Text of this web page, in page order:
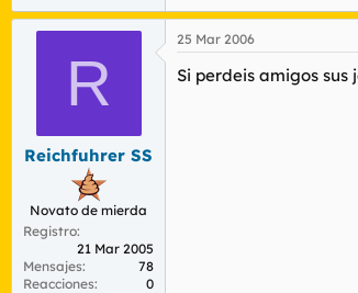
R
Reichfuhrer SS
Novato de mierda
Registro
21 Mar 2005
Mensajes
78
Reacciones
0
25 Mar 2006
Si perdeis amigos